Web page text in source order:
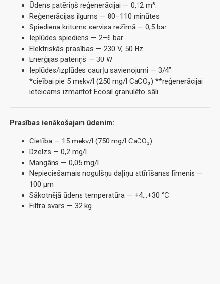
Ūdens patēriņš reģenerācijai — 0,12 m³.
Reģenerācijas ilgums — 80–110 minūtes
Spiediena kritums servisa režīmā — 0,5 bar
Ieplūdes spiediens — 2–6 bar
Elektriskās prasības — 230 V, 50 Hz
Enerģijas patēriņš — 30 W
Ieplūdes/izplūdes caurļu savienojumi — 3/4”
*cieībai pie 5 mekv/l (250 mg/l CaCO₃) **reģenerācijai
ieteicams izmantot Ecosil granulēto sāli.
Prasības ienākošajam ūdenim:
Cietība — 15 mekv/l (750 mg/l CaCO₃)
Dzelzs — 0,2 mg/l
Mangāns — 0,05 mg/l
Nepieciešamais nogulšņu daļiņu attīrīšanas līmenis —
100 µm
Sākotnējā ūdens temperatūra — +4…+30 °C
Filtra svars — 32 kg